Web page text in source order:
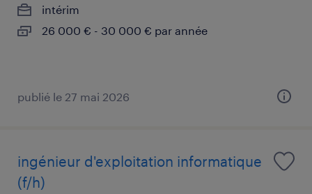
intérim
26 000 € - 30 000 € par année
publié le 27 mai 2026
ingénieur d'exploitation informatique
(f/h)